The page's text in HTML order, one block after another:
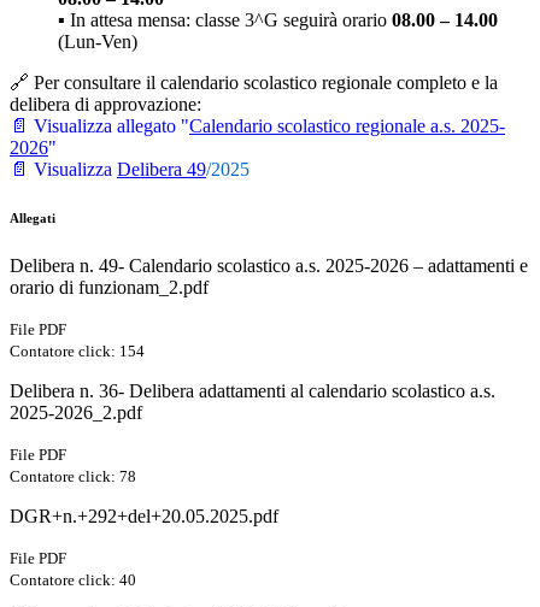
▪️ In attesa mensa: classe 3^G seguirà orario 08.00 – 14.00
(Lun-Ven)
🔗 Per consultare il calendario scolastico regionale completo e la
delibera di approvazione:
📄 Visualizza allegato "Calendario scolastico regionale a.s. 2025-
2026"
📄 Visualizza Delibera 49/2025
Allegati
Delibera n. 49- Calendario scolastico a.s. 2025-2026 – adattamenti e
orario di funzionam_2.pdf
File PDF
Contatore click: 154
Delibera n. 36- Delibera adattamenti al calendario scolastico a.s.
2025-2026_2.pdf
File PDF
Contatore click: 78
DGR+n.+292+del+20.05.2025.pdf
File PDF
Contatore click: 40